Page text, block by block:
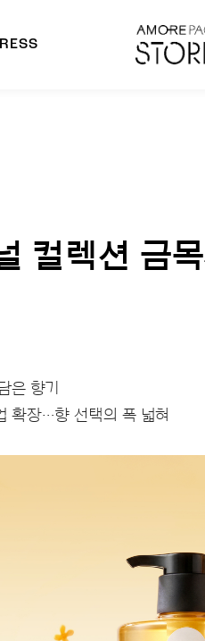
컬렉션 금
은 향기
확장…향 선택의 폭 넓혀